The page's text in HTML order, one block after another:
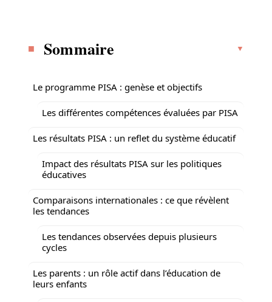
Sommaire
Le programme PISA : genèse et objectifs
Les différentes compétences évaluées par PISA
Les résultats PISA : un reflet du système éducatif
Impact des résultats PISA sur les politiques
éducatives
Comparaisons internationales : ce que révèlent
les tendances
Les tendances observées depuis plusieurs
cycles
Les parents : un rôle actif dans l’éducation de
leurs enfants